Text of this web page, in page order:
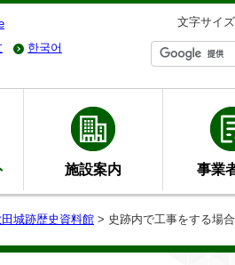
文字サイズ
한국어
施設案内 事業
城跡歴史資料館 > 史跡内で工事をする場